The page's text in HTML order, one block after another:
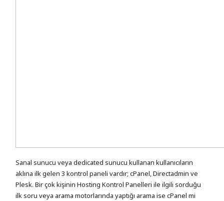
Sanal sunucu veya dedicated sunucu kullanan kullanıcıların
aklına ilk gelen 3 kontrol paneli vardır; cPanel, Directadmin ve
Plesk. Bir çok kişinin Hosting Kontrol Panelleri ile ilgili sorduğu
ilk soru veya arama motorlarında yaptığı arama ise cPanel mi